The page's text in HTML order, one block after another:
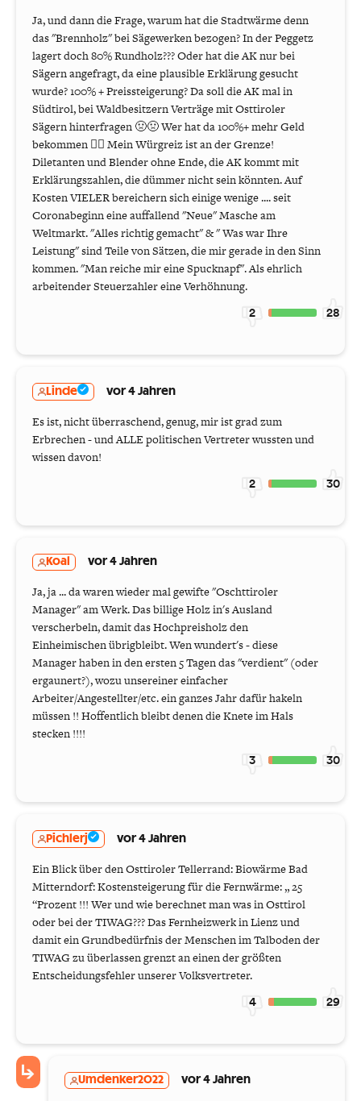
Ja, und dann die Frage, warum hat die Stadtwärme denn
das "Brennholz" bei Sägewerken bezogen? In der Peggetz
lagert doch 80% Rundholz??? Oder hat die AK nur bei
Sägern angefragt, da eine plausible Erklärung gesucht
wurde? 100% + Preissteigerung? Da soll die AK mal in
Südtirol, bei Waldbesitzern Verträge mit Osttiroler
Sägern hinterfragen 🤢🤢 Wer hat da 100%+ mehr Geld
bekommen 🤦‍♂️ Mein Würgreiz ist an der Grenze!
Diletanten und Blender ohne Ende, die AK kommt mit
Erklärungszahlen, die dümmer nicht sein könnten. Auf
Kosten VIELER bereichern sich einige wenige .... seit
Coronabeginn eine auffallend "Neue" Masche am
Weltmarkt. "Alles richtig gemacht" & " Was war Ihre
Leistung" sind Teile von Sätzen, die mir gerade in den Sinn
kommen. "Man reiche mir eine Spucknapf". Als ehrlich
arbeitender Steuerzahler eine Verhöhnung.
2 28
Linde vor 4 Jahren
Es ist, nicht überraschend, genug, mir ist grad zum
Erbrechen - und ALLE politischen Vertreter wussten und
wissen davon!
2 30
Koal vor 4 Jahren
Ja, ja ... da waren wieder mal gewifte "Oschttiroler
Manager" am Werk. Das billige Holz in's Ausland
verscherbeln, damit das Hochpreisholz den
Einheimischen übrigbleibt. Wen wundert's - diese
Manager haben in den ersten 5 Tagen das "verdient" (oder
ergaunert?), wozu unsereiner einfacher
Arbeiter/Angestellter/etc. ein ganzes Jahr dafür hakeln
müssen !! Hoffentlich bleibt denen die Knete im Hals
stecken !!!!
3 30
Pichlerj vor 4 Jahren
Ein Blick über den Osttiroler Tellerrand: Biowärme Bad
Mitterndorf: Kostensteigerung für die Fernwärme: „ 25
“Prozent !!! Wer und wie berechnet man was in Osttirol
oder bei der TIWAG??? Das Fernheizwerk in Lienz und
damit ein Grundbedürfnis der Menschen im Talboden der
TIWAG zu überlassen grenzt an einen der größten
Entscheidungsfehler unserer Volksvertreter.
4 29
Umdenker2022 vor 4 Jahren